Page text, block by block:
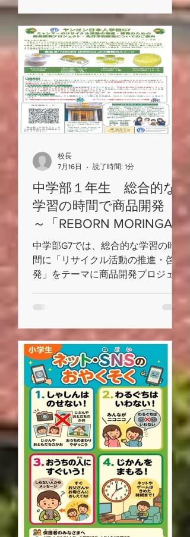
学校生活を日本の学校と同じように
経験し、学習や行事、日々の活動に
意欲的に取り組んでいました。
いずれの子どもたちも、多くの仲間
との交流を通して、笑顔あふれる充
実した学校生活を送っていました。
中学部１年生 総合的な
学習の時間で商品開発
～「REBORN MORINGA」
～
中学部G7では、総合的な学習の時
間に「リサイクル活動の推進・啓
発」をテーマに商品開発プロジェク
び、地元の洋菓子店にご協力いただ
き、モリンガを使用したスイーツブ
ランド「REBORN MORINGA」を開
発し、販売することとしました。
生徒たちは、商品の企画から試食
会、アンケート調査、広報活動まで
主体的に取り組み、環境保全や地域
貢献について実践的に学んできまし
た。 収益は環境保全・リサイク
ル活動の推進・啓発活動に活用する
とともに、マンダレー地震で被災し
た子どもたちへの支援にも役立てる
予定です。
校長
7月16日
読了時間: 1分